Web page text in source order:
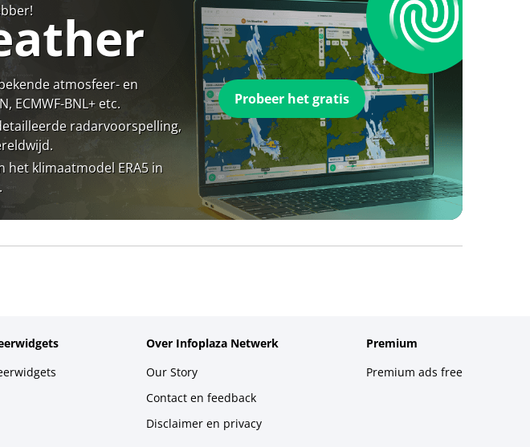
atmosfeer- en
ECMWF-BNL+ etc.
radarvoorspelling,
het klimaatmodel ERA5 in
Probeer het gratis
Over Infoplaza Netwerk
Our Story
Contact en feedback
Disclaimer en privacy
Premium
Premium ads free